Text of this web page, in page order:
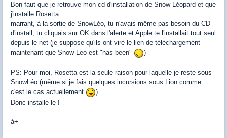
Bon faut que je retrouve mon cd d'installation de Snow Léopard et que
j'installe Rosetta
marrant, à la sortie de SnowLéo, tu n'avais même pas besoin du CD
d'install, tu cliquais sur OK dans l'alerte et Apple te l'installait tout seul
depuis le net (je suppose qu'ils ont viré le lien de téléchargement
maintenant que Snow Leo est "has been"
)
PS: Pour moi, Rosetta est la seule raison pour laquelle je reste sous
SnowLéo (même si je fais quelques incursions sous Lion comme
c'est le cas actuellement
)
Donc installe-le !
à+